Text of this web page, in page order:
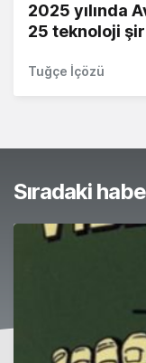
2025 yılında
25 teknoloji
Tuğçe İçözü
Sıradaki